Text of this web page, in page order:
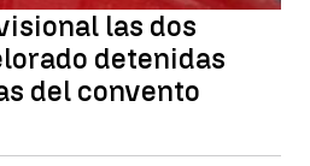
las dos
detenidas
del convento